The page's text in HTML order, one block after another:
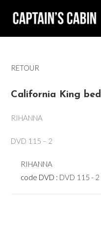
RETOUR
California King bed
RIHANNA
DVD 115 – 2
RIHANNA
code DVD : DVD 115 - 2